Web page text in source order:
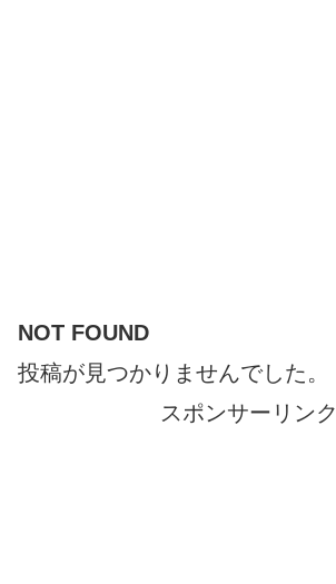
NOT FOUND
投稿が見つかりませんでした。
スポンサーリンク